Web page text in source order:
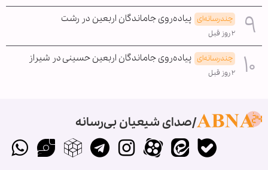
چندرسانه‌ای پیاده‌روی جاماندگان اربعین در رشت
۲ روز قبل
چندرسانه‌ای پیاده‌روی جاماندگان اربعین حسینی در شیراز
۲ روز قبل
صدای شیعیان بی‌رسانه